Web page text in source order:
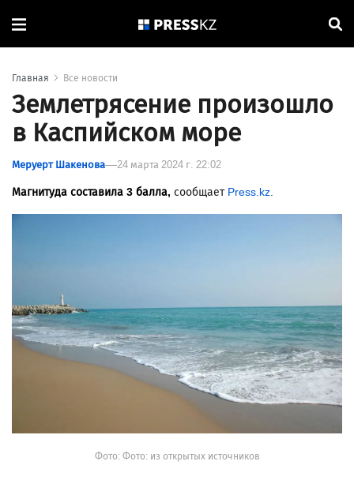
Главная Все новости
Землетрясение произошло
в Каспийском море
Меруерт Шакенова 24 марта 2024 г. 22:02
Магнитуда составила 3 балла, сообщает Press.kz.
Фото: Фото: из открытых источников